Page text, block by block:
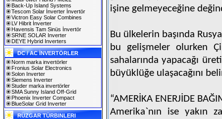
Back-Up Island Systems
Tescom Solar İnverter İnvertör
Victron Easy Solar Combines
LV Hibrit İnverter
Havensis Tam Sinüs İnvertör
SRNE SOLAR Inverter
DEYE Hybrid Inverters
DC / AC İNVERTÖRLER
Norm marka invertörler
Fronius Solar Electronics
Solon Inverter
Siemens Inverter
Studer marka invertörler
SMA Sunny Island Off-Grid
Phoenix Inverter Compact
BlueSolar Grid Inverter
RÜZGAR TÜRBINLERI
işine gelmeyeceğine
Bu ülkelerin başında
bu gelişmeler olurken
sahalarında yapacağı
büyüklüğe ulaşacağını
“AMERİKA ENERJİDE
Amerika`nın ise yakın